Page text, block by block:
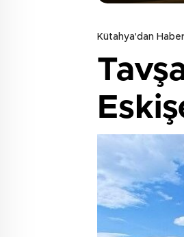
Kütahya'dan Haber